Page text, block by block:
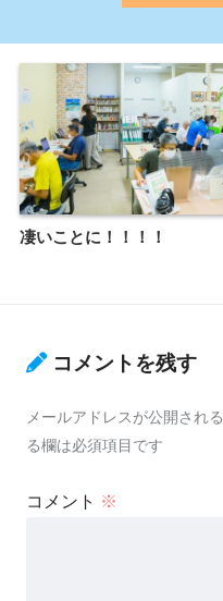
凄いことに！！！！
コメントを残す
メールアドレスが公開され
る欄は必須項目です
コメント ※